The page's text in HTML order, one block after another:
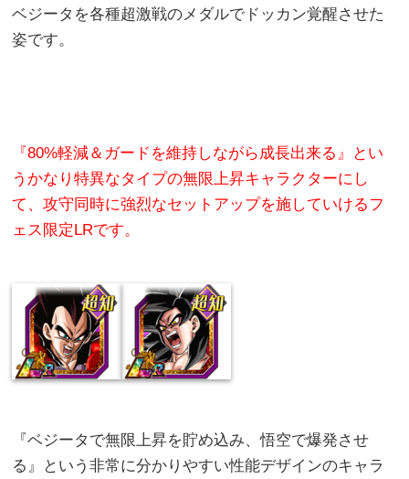
ベジータを各種超激戦のメダルでドッカン覚醒させた
姿です。
『80%軽減＆ガードを維持しながら成長出来る』とい
うかなり特異なタイプの無限上昇キャラクターにし
て、攻守同時に強烈なセットアップを施していけるフ
ェス限定LRです。
『ベジータで無限上昇を貯め込み、悟空で爆発させ
る』という非常に分かりやすい性能デザインのキャラ